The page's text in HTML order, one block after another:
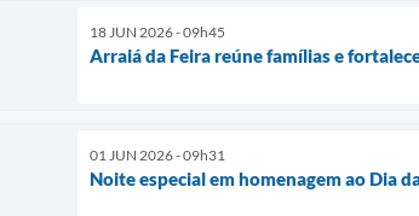
18 JUN 2026 - 09h45
Arraiá da Feira reúne famílias e
01 JUN 2026 - 09h31
Noite especial em homenagem ao Dia